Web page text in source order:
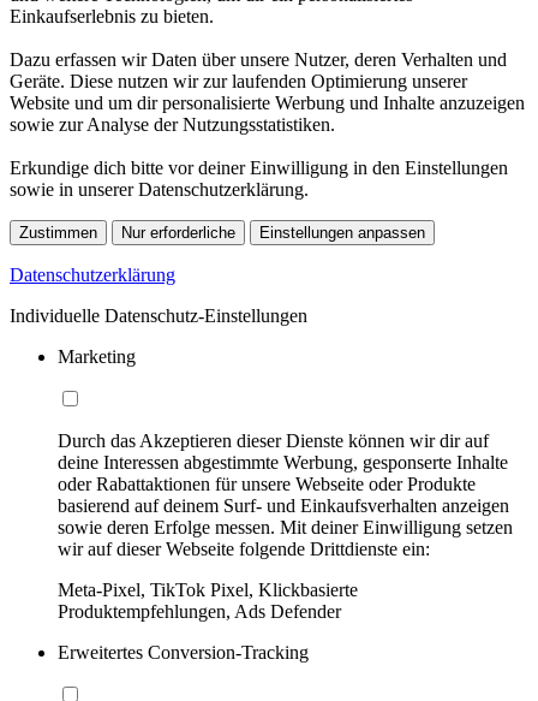
Einkaufserlebnis zu bieten.
Dazu erfassen wir Daten über unsere Nutzer, deren Verhalten und
Geräte. Diese nutzen wir zur laufenden Optimierung unserer
Website und um dir personalisierte Werbung und Inhalte anzuzeigen
sowie zur Analyse der Nutzungsstatistiken.
Erkundige dich bitte vor deiner Einwilligung in den Einstellungen
sowie in unserer Datenschutzerklärung.
Zustimmen Nur erforderliche Einstellungen anpassen
Datenschutzerklärung
Individuelle Datenschutz-Einstellungen
Marketing
Durch das Akzeptieren dieser Dienste können wir dir auf
deine Interessen abgestimmte Werbung, gesponserte Inhalte
oder Rabattaktionen für unsere Webseite oder Produkte
basierend auf deinem Surf- und Einkaufsverhalten anzeigen
sowie deren Erfolge messen. Mit deiner Einwilligung setzen
wir auf dieser Webseite folgende Drittdienste ein:
Meta-Pixel, TikTok Pixel, Klickbasierte
Produktempfehlungen, Ads Defender
Erweitertes Conversion-Tracking